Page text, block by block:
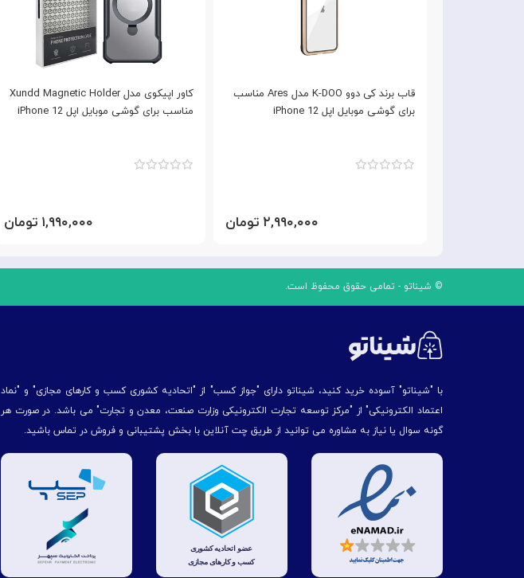
کاور اپیکوی مدل Xundd Magnetic Holder
مناسب برای گوشی موبایل اپل iPhone 12
۱,۹۹۰,۰۰۰ تومان
قاب برند کی دوو K-DOO مدل Ares مناسب
برای گوشی موبایل اپل iPhone 12
۲,۹۹۰,۰۰۰ تومان
© شیناتو - تمامی حقوق محفوظ است.
با "شیناتو" آسوده خرید کنید، شیناتو دارای "جواز کسب" از "اتحادیه کشوری کسب و کارهای مجازی" و "نماد
اعتماد الکترونیکی" از "مركز توسعه تجارت الكترونیكی وزارت صنعت، معدن و تجارت" می باشد. در صورت هر
گونه سوال یا نیاز به مشاوره می توانید از طریق چت آنلاین با بخش پشتیبانی و فروش در تماس باشید.